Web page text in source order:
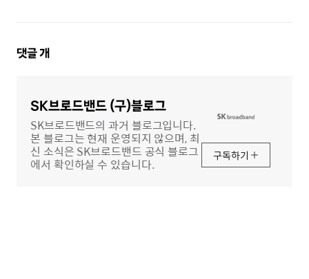
댓
댓글개
SK브로드밴드 (구)블로그
SK브로드밴드의 과거 블로그입니다.
본 블로그는 현재 운영되지 않으며, 최
신 소식은 SK브로드밴드 공식 블로그
에서 확인하실 수 있습니다.
구독하기